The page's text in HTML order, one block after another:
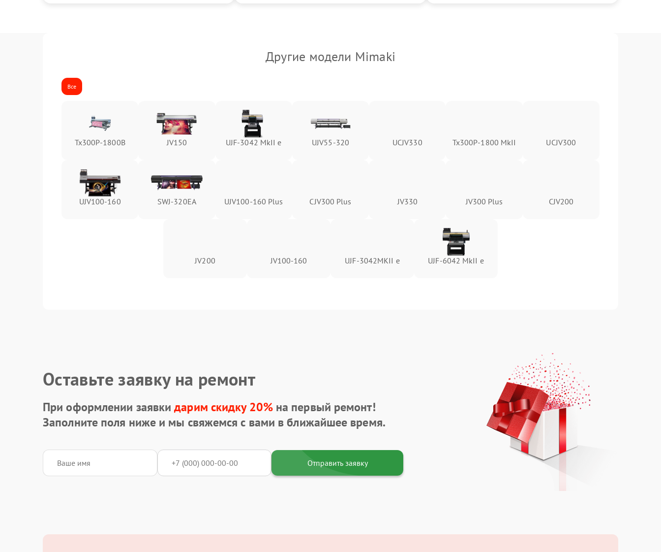
Другие модели Mimaki
Все
Tx300P-1800B JV150 UJF-3042 MkII e UJV55-320 UCJV330 Tx300P-1800 MkII UCJV300
UJV100-160 SWJ-320EA UJV100-160 Plus CJV300 Plus JV330 JV300 Plus CJV200
JV200 JV100-160 UJF-3042MKII e UJF-6042 MkII e
Оставьте заявку на ремонт
При оформлении заявкидарим скидку 20%на первый ремонт!
Заполните поля ниже и мы свяжемся с вами в ближайшее время.
Отправить заявку